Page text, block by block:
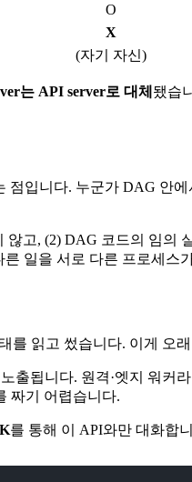
O
X
(자기 자신)
는 API server로 대체 됐습
점입니다. 누군가 DAG 안
고, (2) DAG 코드의 임의
일을 서로 다른 프로세스
를 읽고 썼습니다. 이게 오
출됩니다. 원격·엣지 워
짜기 어렵습니다.
를 통해 이 API와만 대화합